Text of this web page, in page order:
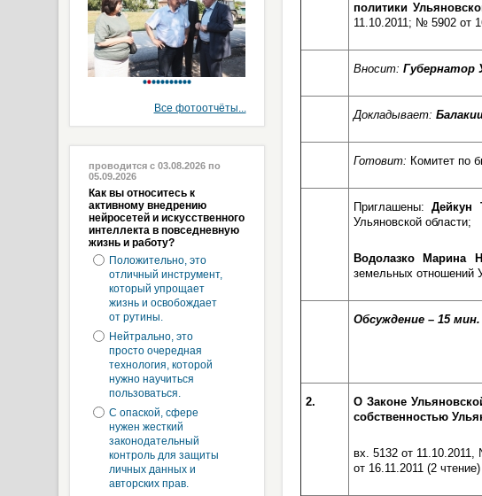
Все фотоотчёты...
проводится с 03.08.2026 по
05.09.2026
Как вы относитесь к
активному внедрению
нейросетей и искусственного
интеллекта в повседневную
жизнь и работу?
Положительно, это
отличный инструмент,
который упрощает
жизнь и освобождает
от рутины.
Нейтрально, это
просто очередная
технология, которой
нужно научиться
пользоваться.
С опаской, сфере
нужен жесткий
законодательный
контроль для защиты
личных данных и
авторских прав.
политики
11.10.2011; № 5902 от
Вносит: Губернатор
Докладывает:
Готовит: Комитет по
Приглашены:Дейкун
Ульяновской области;
Водолазко Марина
земельных отношений
Обсуждение – 15 мин.
2.
О Законе
собственностью
вх. 5132 от
от 16.11.2011 (2 чтение)